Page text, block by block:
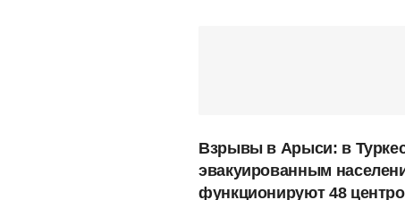
Взрывы в Арыси: в
эвакуированным
функционируют 48